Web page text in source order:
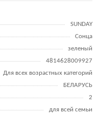
SUNDAY
Сонца
зеленый
4814628009927
Для всех возрастных категорий
БЕЛАРУСЬ
2
для всей семьи